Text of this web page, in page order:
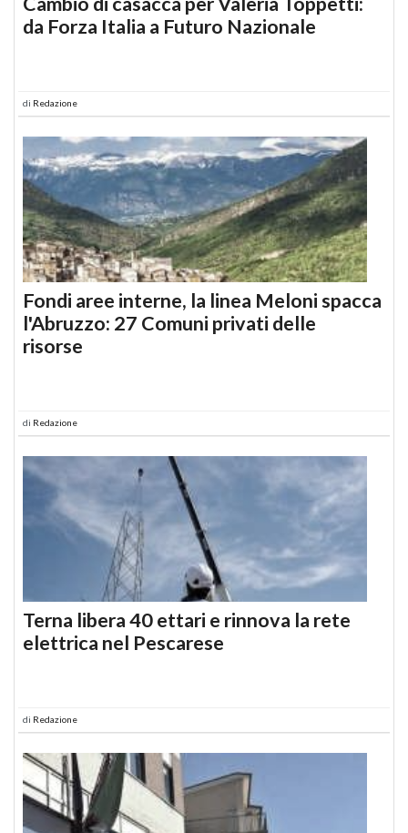
da Forza Italia a Futuro Nazionale
di Redazione
Fondi aree interne, la linea Meloni spacca
l'Abruzzo: 27 Comuni privati delle
risorse
di Redazione
Terna libera 40 ettari e rinnova la rete
elettrica nel Pescarese
di Redazione